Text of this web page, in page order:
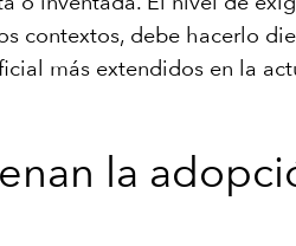
contextos, debe hacerlo
más extendidos en la
la